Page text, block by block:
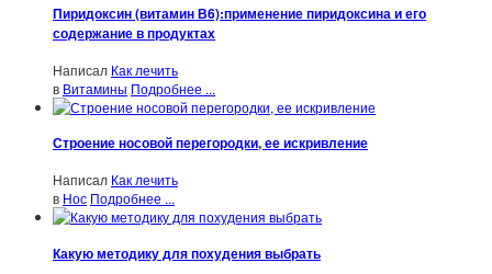
Пиридоксин (витамин В6):применение пиридоксина и его
содержание в продуктах
Написал Как лечить
в Витамины Подробнее ...
Строение носовой перегородки, ее искривление
Написал Как лечить
в Нос Подробнее ...
Какую методику для похудения выбрать